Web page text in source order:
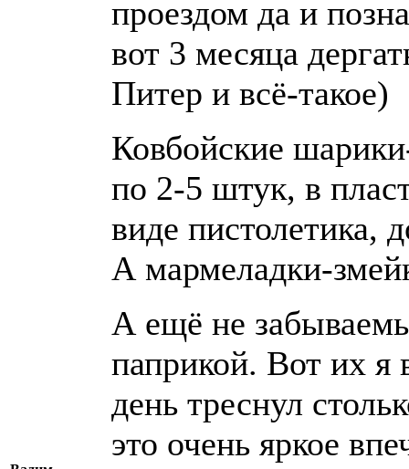
проездом да и
вот 3 месяца
Питер и всё-такое)
Ковбойские
по 2-5 штук, в
виде пистолетика,
А мармеладки-
А ещё не
паприкой. Вот их я
день треснул
это очень яркое